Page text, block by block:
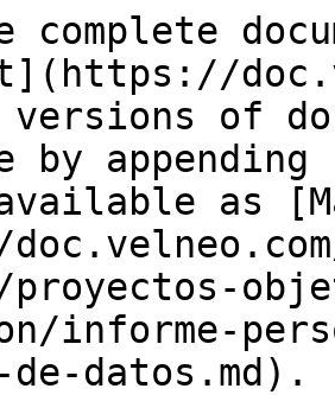
complete
versions of
by
as
proyectos-
informe-
datos.md).